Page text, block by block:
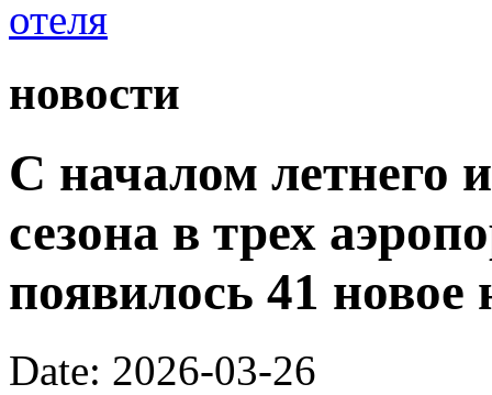
новости
С началом летнего
сезона в трех
появилось 41 новое
Date: 2026-03-26